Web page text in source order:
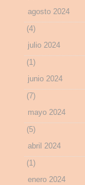
agosto 2024
(4)
julio 2024
(1)
junio 2024
(7)
mayo 2024
(5)
abril 2024
(1)
enero 2024